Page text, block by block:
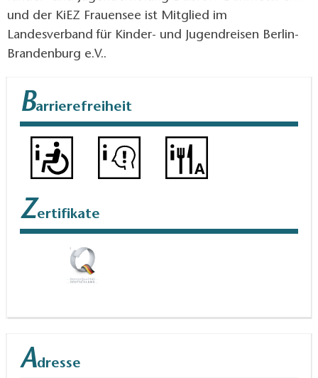
und der KiEZ Frauensee ist Mitglied im
Landesverband für Kinder- und Jugendreisen Berlin-
Brandenburg e.V..
Barrierefreiheit
Zertifikate
Adresse